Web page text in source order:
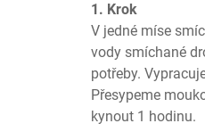
1. Krok
V jedné míse
vody smíchané
potřeby.
Přesypeme
kynout 1 hodinu.